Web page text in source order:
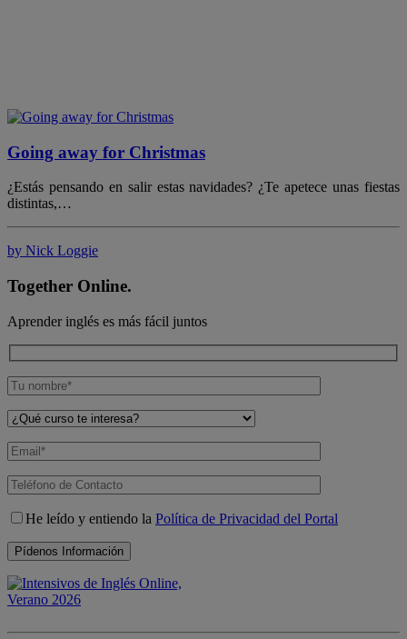
Going away for Christmas
¿Estás pensando en salir estas navidades? ¿Te apetece unas fiestas
distintas,…
by Nick Loggie
Together Online.
Aprender inglés es más fácil juntos
He leído y entiendo la Política de Privacidad del Portal